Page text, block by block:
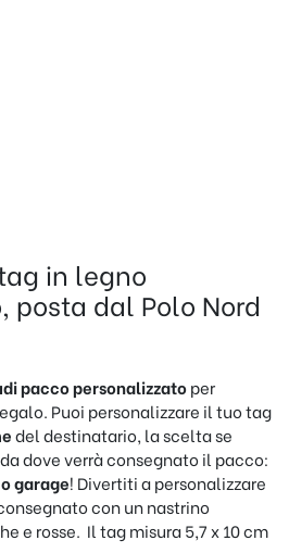
in legno
posta dal Polo Nord
pacco personalizzatoper
Puoi personalizzare il tuo tag
del destinatario, la scelta se
dove verrà consegnato il pacco:
garage! Divertiti a personalizzare
con un nastrino
e rosse. Il tag misura 5,7 x 10 cm